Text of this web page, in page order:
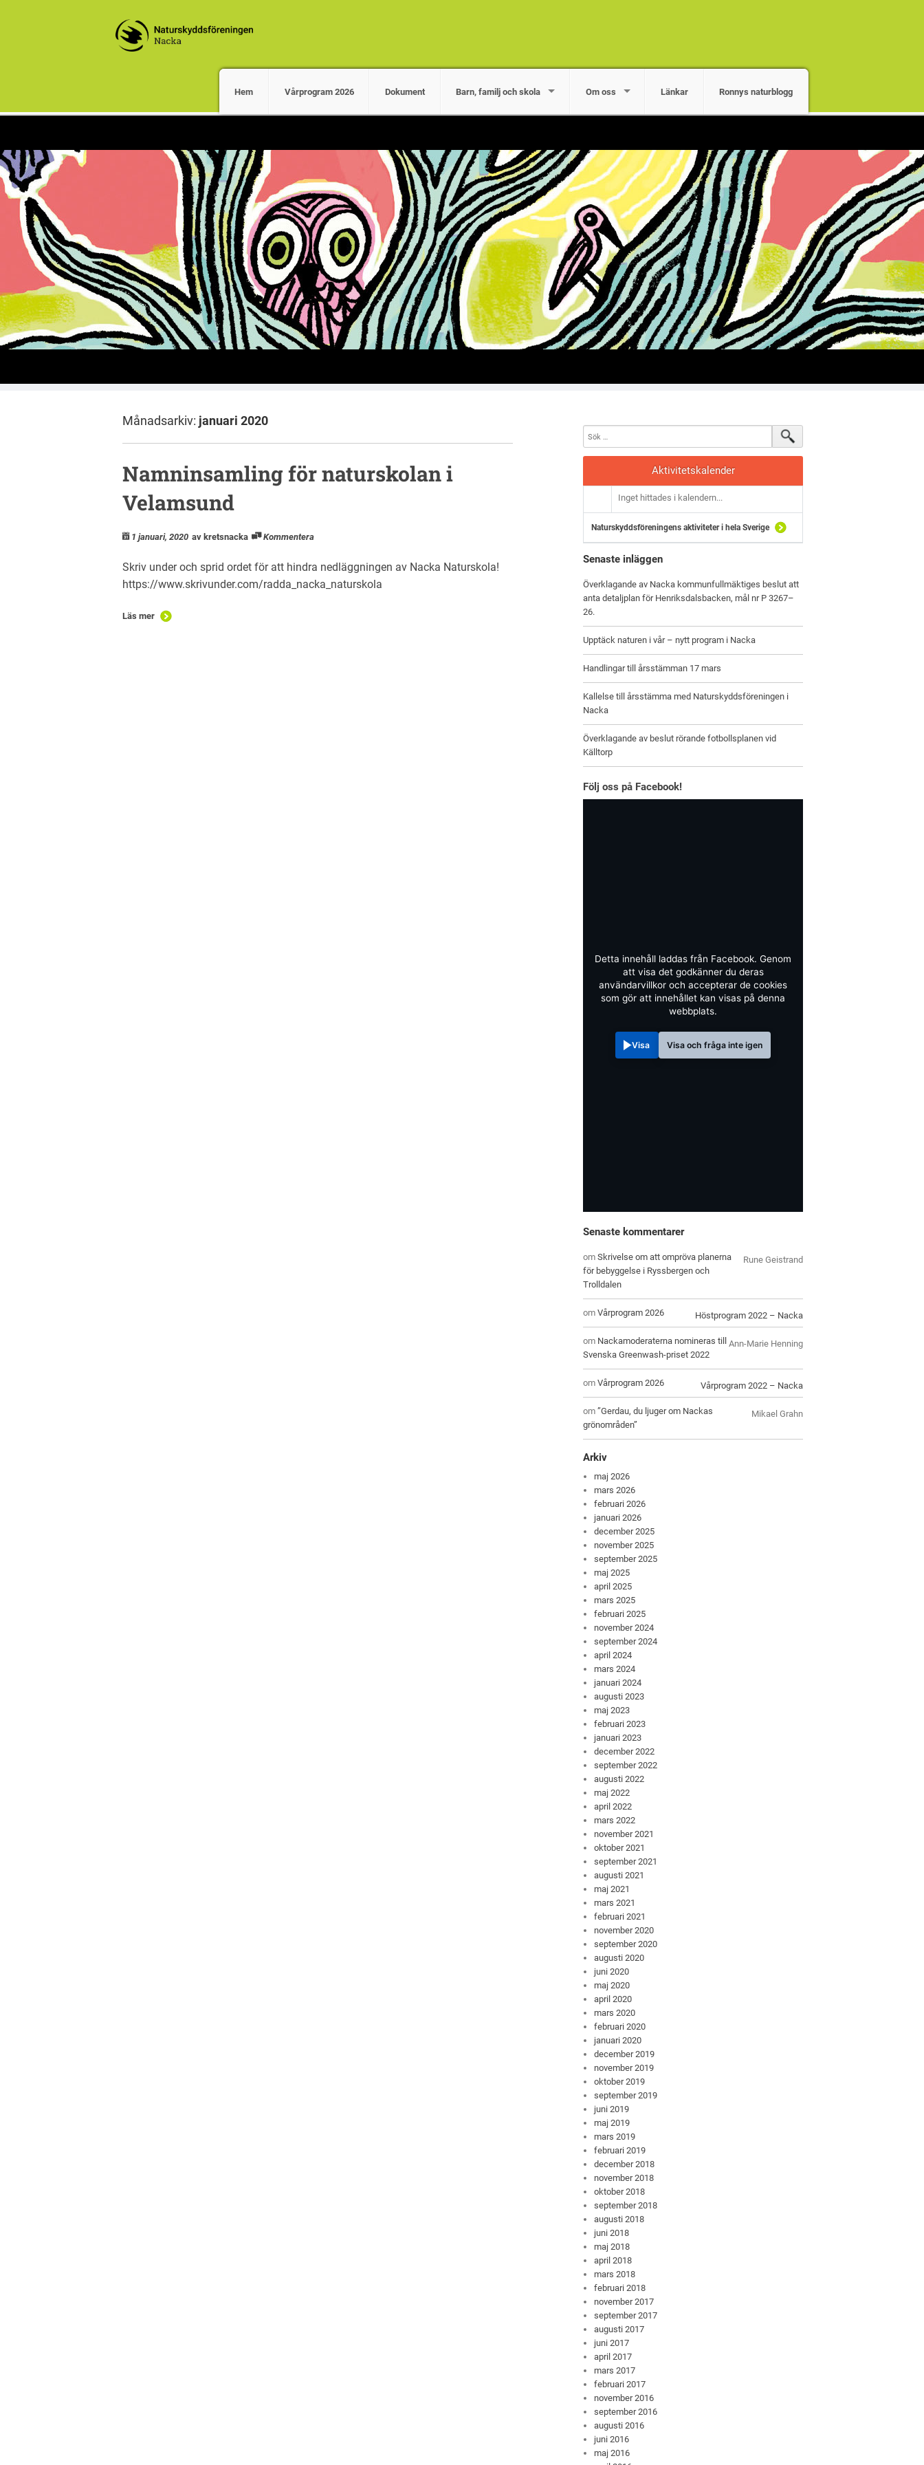
Hem Vårprogram 2026 Dokument Barn, familj och skola Om oss Länkar Ronnys naturblogg
Nacka
Välkommen till kretswebben för Naturskyddsföreningen i Nacka
Månadsarkiv: januari 2020
Namninsamling för naturskolan i
Velamsund
1 januari, 2020 av kretsnacka Kommentera
Skriv under och sprid ordet för att hindra nedläggningen av Nacka Naturskola!
https://www.skrivunder.com/radda_nacka_naturskola
Läs mer
Aktivitetskalender
Inget hittades i kalendern...
Naturskyddsföreningens aktiviteter i hela Sverige
Senaste inläggen
Överklagande av Nacka kommunfullmäktiges beslut att
anta detaljplan för Henriksdalsbacken, mål nr P 3267–
26.
Upptäck naturen i vår – nytt program i Nacka
Handlingar till årsstämman 17 mars
Kallelse till årsstämma med Naturskyddsföreningen i
Nacka
Överklagande av beslut rörande fotbollsplanen vid
Källtorp
Följ oss på Facebook!
Detta innehåll laddas från Facebook. Genom
att visa det godkänner du deras
användarvillkor och accepterar de cookies
som gör att innehållet kan visas på denna
webbplats.
Visa Visa och fråga inte igen
Senaste kommentarer
Rune Geistrand
omSkrivelse om att ompröva planerna
för bebyggelse i Ryssbergen och
Trolldalen
Höstprogram 2022 – Nacka
omVårprogram 2026
Ann-Marie Henning
om Nackamoderaterna nomineras till
Svenska Greenwash-priset 2022
Vårprogram 2022 – Nacka
omVårprogram 2026
Mikael Grahn
om”Gerdau, du ljuger om Nackas
grönområden”
Arkiv
maj 2026
mars 2026
februari 2026
januari 2026
december 2025
november 2025
september 2025
maj 2025
april 2025
mars 2025
februari 2025
november 2024
september 2024
april 2024
mars 2024
januari 2024
augusti 2023
maj 2023
februari 2023
januari 2023
december 2022
september 2022
augusti 2022
maj 2022
april 2022
mars 2022
november 2021
oktober 2021
september 2021
augusti 2021
maj 2021
mars 2021
februari 2021
november 2020
september 2020
augusti 2020
juni 2020
maj 2020
april 2020
mars 2020
februari 2020
januari 2020
december 2019
november 2019
oktober 2019
september 2019
juni 2019
maj 2019
mars 2019
februari 2019
december 2018
november 2018
oktober 2018
september 2018
augusti 2018
juni 2018
maj 2018
april 2018
mars 2018
februari 2018
november 2017
september 2017
augusti 2017
juni 2017
april 2017
mars 2017
februari 2017
november 2016
september 2016
augusti 2016
juni 2016
maj 2016